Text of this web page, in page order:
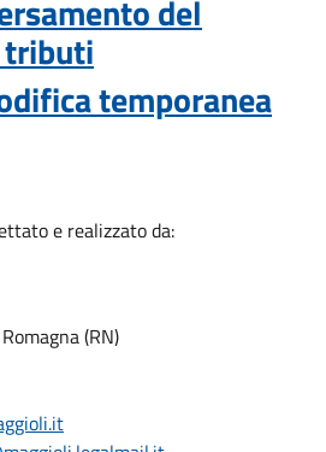
del
tributi
temporanea
e realizzato da:
(RN)